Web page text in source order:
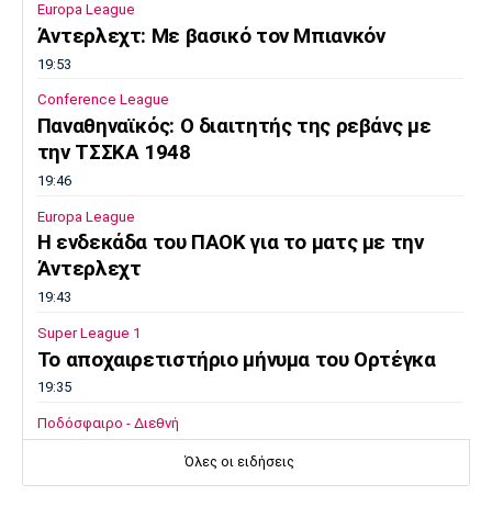
Europa League
Άντερλεχτ: Με βασικό τον Μπιανκόν
19:53
Conference League
Παναθηναϊκός: Ο διαιτητής της ρεβάνς με
την ΤΣΣΚΑ 1948
19:46
Europa League
Η ενδεκάδα του ΠΑΟΚ για το ματς με την
Άντερλεχτ
19:43
Super League 1
Το αποχαιρετιστήριο μήνυμα του Ορτέγκα
19:35
Ποδόσφαιρο - Διεθνή
Επίσημο! Ο Ορτέγκα στη Ρίβερ Πλέιτ
Όλες οι ειδήσεις